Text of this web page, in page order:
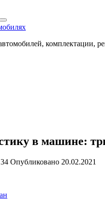
комплектации,
в машине:
34 Опубликовано 20.02.2021